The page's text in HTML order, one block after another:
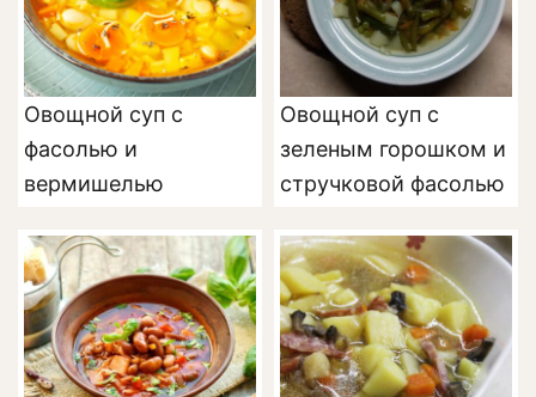
Овощной суп с
фасолью и
вермишелью
Овощной суп с
зеленым горошком и
стручковой фасолью